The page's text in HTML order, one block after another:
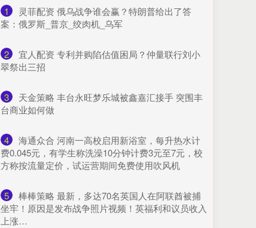
1
​灵菲配资 俄乌战争谁会赢？特朗普给出了答
案：俄罗斯_普京_绞肉机_乌军
2
​宜人配资 专利并购陷估值困局？仲量联行刘小
翠祭出三招
3
​天金策略 丰台永旺梦乐城被鑫嘉汇接手 突围丰
台商业如何做
4
​海通众合 河南一高校启用新浴室，每升热水计
费0.045元，有学生称洗澡10分钟计费3元至7元，校
方称按流量定价，试运营期间免费使用吹风机
5
​棒棒策略 最新，多达70名英国人在阿联酋被捕
坐牢！原因是发布战争照片视频！英福利和议员收入
上涨…